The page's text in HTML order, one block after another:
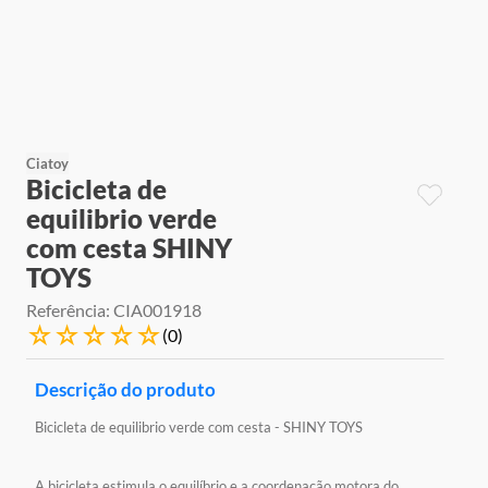
Ciatoy
Bicicleta de
equilibrio verde
com cesta SHINY
TOYS
Referência: CIA001918
☆☆☆☆☆(0)
Descrição do produto
Bicicleta de equilibrio verde com cesta - SHINY TOYS